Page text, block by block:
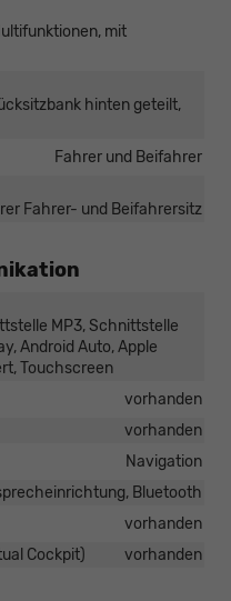
mit
hinten geteilt,
Fahrer und Beifahrer
Fahrer- und Beifahrersitz
MP3, Schnittstelle
Android Auto, Apple
Touchscreen
vorhanden
vorhanden
Navigation
Bluetooth
vorhanden
Cockpit)
vorhanden